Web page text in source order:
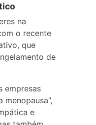
na
o recente
que
de
empresas
e